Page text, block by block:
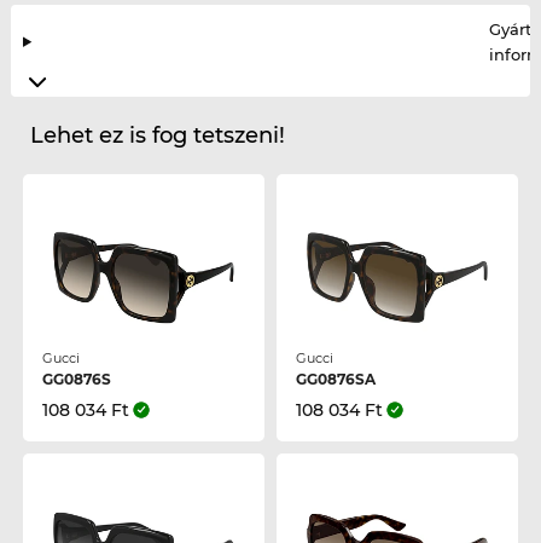
Lehet ez is fog tetszeni!
Gucci
GG0876S
108 034 Ft
Gucci
GG0876SA
108 034 Ft